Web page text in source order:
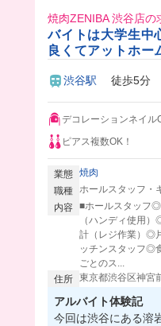
焼肉ZENIBA 渋谷店の
バイトは大学生中
良くてアットホー
渋谷駅 徒歩5分
デコレーションネイル
ピアス複数OK！
業態 焼肉
職種 ホールスタッフ・
内容 ■ホールスタッフ
（ハンディ使用
計（レジ作業）◎
ッチンスタッフ◎
ごとのス...
住所 東京都渋谷区神宮
アルバイト体験記
今回は渋谷にある溶